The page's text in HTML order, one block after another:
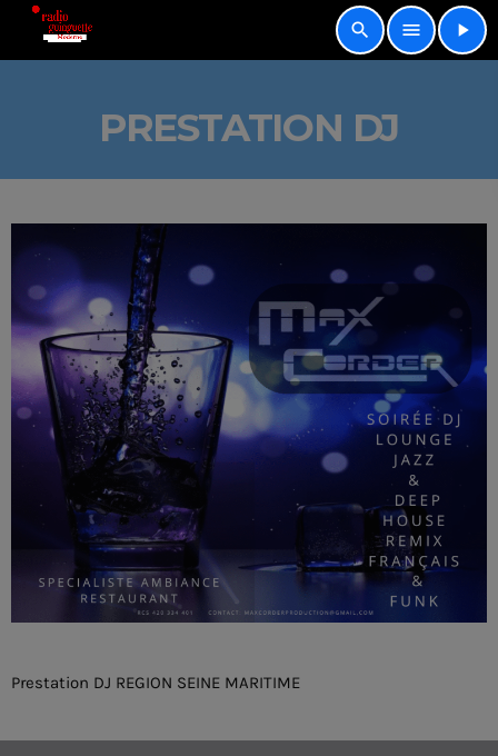
search menu play_arrow
PRESTATION DJ
Prestation DJ REGION SEINE MARITIME